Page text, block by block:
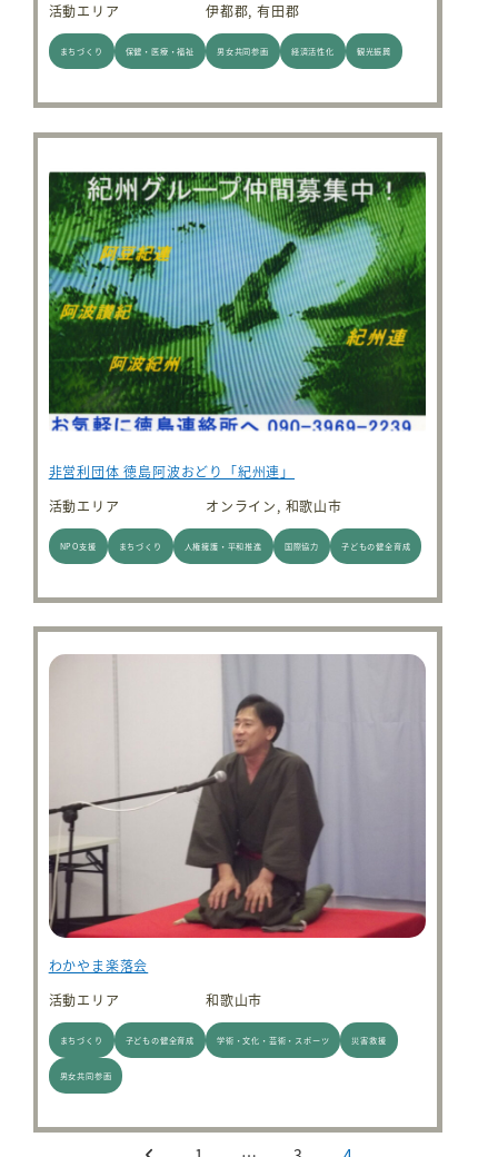
活動エリア
伊都郡, 有田郡
まちづくり 保健・医療・福祉 男女共同参画 経済活性化 観光振興
非営利団体 徳島阿波おどり「紀州連」
活動エリア
オンライン, 和歌山市
NPO支援 まちづくり 人権擁護・平和推進 国際協力 子どもの健全育成
わかやま楽落会
活動エリア
和歌山市
まちづくり 子どもの健全育成 学術・文化・芸術・スポーツ 災害救援
男女共同参画